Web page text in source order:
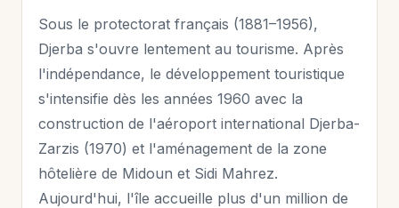
Sous le protectorat français (1881–1956),
Djerba s'ouvre lentement au tourisme. Après
l'indépendance, le développement touristique
s'intensifie dès les années 1960 avec la
construction de l'aéroport international Djerba-
Zarzis (1970) et l'aménagement de la zone
hôtelière de Midoun et Sidi Mahrez.
Aujourd'hui, l'île accueille plus d'un million de